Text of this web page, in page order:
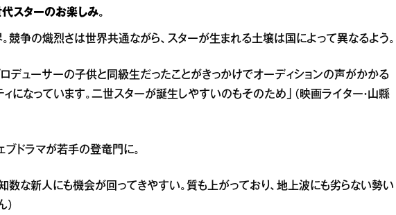
スターのお楽しみ。
競争の熾烈さは世界共通ながら、スターが生まれる土壌は国によって異なるよう。
ロデューサーの子供と同級生だったことがきっかけでオーディションの声がかかる
になっています。二世スターが誕生しやすいのもそのため」（映画ライター・山縣
ブドラマが若手の登竜門に。
数な新人にも機会が回ってきやすい。質も上がっており、地上波にも劣らない勢い
）